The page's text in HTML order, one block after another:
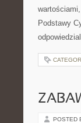
Podstawy
POSTED